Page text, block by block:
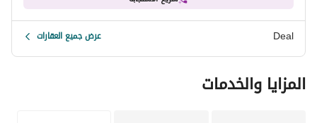
Deal عرض جميع العقارات
المزايا والخدمات